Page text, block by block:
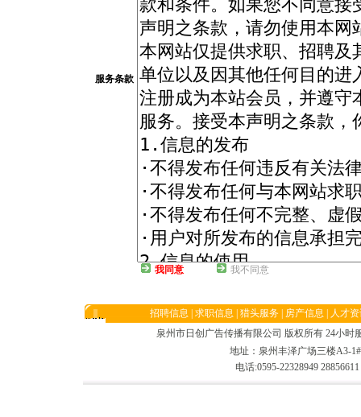
服务条款
我同意 我不同意
招聘信息 求职信息 猎头服务 房产信息
人才
泉州市日创广告传播有限公司 版权所有 24小时
地址：泉州丰泽广场三楼A3-
电话:0595-22328949